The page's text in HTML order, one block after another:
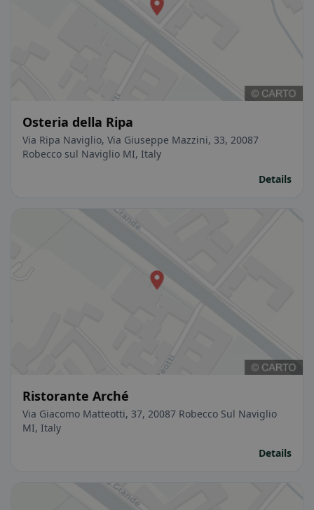
Osteria della Ripa
Via Ripa Naviglio, Via Giuseppe Mazzini, 33, 20087
Robecco sul Naviglio MI, Italy
Details
Ristorante Arché
Via Giacomo Matteotti, 37, 20087 Robecco Sul Naviglio
MI, Italy
Details